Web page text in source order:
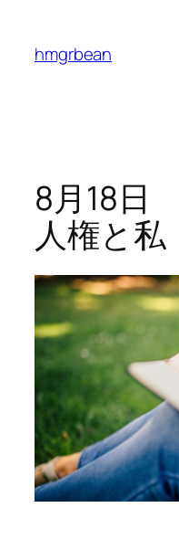
hmgrbean
8月18日
人権と私